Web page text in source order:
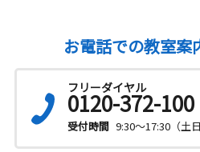
お電話での教室案
フリーダイヤル
0120-372-100
受付時間 9:30～17:30（土